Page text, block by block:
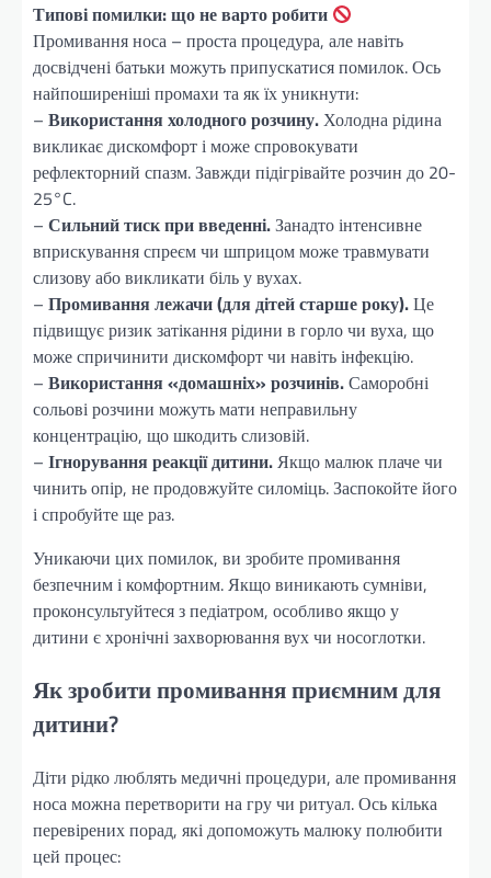
Типові помилки: що не варто робити
Промивання носа – проста процедура, але навіть
досвідчені батьки можуть припускатися помилок. Ось
найпоширеніші промахи та як їх уникнути:
– Використання холодного розчину.Холодна рідина
викликає дискомфорт і може спровокувати
рефлекторний спазм. Завжди підігрівайте розчин до 20-
25°C.
– Сильний тиск при введенні.Занадто інтенсивне
вприскування спреєм чи шприцом може травмувати
слизову або викликати біль у вухах.
– Промивання лежачи (для дітей старше року).Це
підвищує ризик затікання рідини в горло чи вуха, що
може спричинити дискомфорт чи навіть інфекцію.
– Використання «домашніх» розчинів.Саморобні
сольові розчини можуть мати неправильну
концентрацію, що шкодить слизовій.
– Ігнорування реакції дитини.Якщо малюк плаче чи
чинить опір, не продовжуйте силоміць. Заспокойте його
і спробуйте ще раз.
Уникаючи цих помилок, ви зробите промивання
безпечним і комфортним. Якщо виникають сумніви,
проконсультуйтеся з педіатром, особливо якщо у
дитини є хронічні захворювання вух чи носоглотки.
Як зробити промивання приємним для
дитини?
Діти рідко люблять медичні процедури, але промивання
носа можна перетворити на гру чи ритуал. Ось кілька
перевірених порад, які допоможуть малюку полюбити
цей процес: